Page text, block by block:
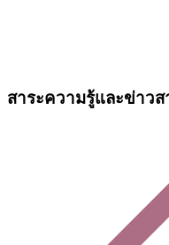
สาระความรู้และข่าวส